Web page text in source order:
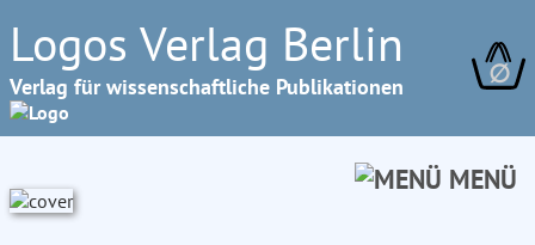
Logos Verlag Berlin
Verlag für wissenschaftliche Publikationen ∅
MENÜ